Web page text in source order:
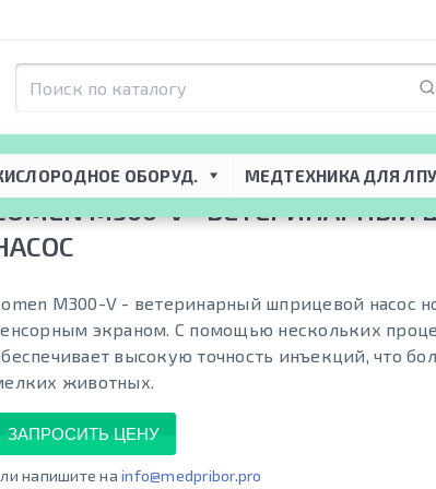
ОБОРУД. МЕДТЕХНИКА ДЛЯ ЛПУ
M300-V -
M300-V - ветеринарный шприцевой насос
экраном. С помощью нескольких
высокую точность инъекций, что
животных.
ЗАПРОСИТЬ ЦЕНУ
напишите наinfo@medpribor.pro